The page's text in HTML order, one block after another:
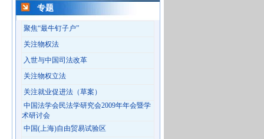
专题
聚焦“最牛钉子户”
关注物权法
入世与中国司法改革
关注物权立法
关注就业促进法（草案）
中国法学会民法学研究会2009年年会暨学
术研讨会
中国(上海)自由贸易试验区